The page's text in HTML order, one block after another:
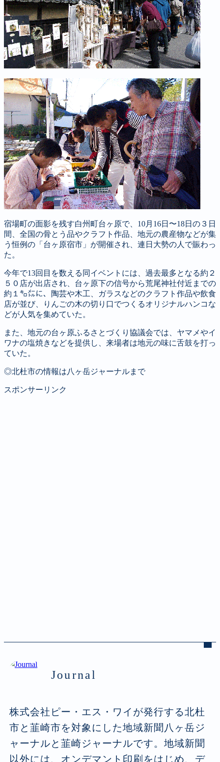
宿場町の面影を残す白州町台ヶ原で、10月16日〜18日の３日
間、全国の骨とう品やクラフト作品、地元の農産物などが集
う恒例の「台ヶ原宿市」が開催され、連日大勢の人で賑わっ
た。
今年で13回目を数える同イベントには、過去最多となる約２
５０店が出店され、台ヶ原下の信号から荒尾神社付近までの
約１㌔㍍に、陶芸や木工、ガラスなどのクラフト作品や飲食
店が並び、りんごの木の切り口でつくるオリジナルハンコな
どが人気を集めていた。
また、地元の台ヶ原ふるさとづくり協議会では、ヤマメやイ
ワナの塩焼きなどを提供し、来場者は地元の味に舌鼓を打っ
ていた。
◎北杜市の情報は八ヶ岳ジャーナルまで
スポンサーリンク
Journal
株式会社ピー・エス・ワイが発行する北杜
市と韮崎市を対象にした地域新聞八ヶ岳ジ
ャーナルと韮崎ジャーナルです。地域新聞
以外には、オンデマント印刷をはじめ、デ